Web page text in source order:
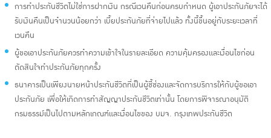
การทำประกันชีวิตไม่ใช่การฝากเงิน กรณีเวนคืนก่อนครบกำหนด ผู้เอาประกันภัยจะได้
รับเงินคืนเป็นจำนวนน้อยกว่า เบี้ยประกันภัยที่จ่ายไปแล้ว ทั้งนี้ขึ้นอยู่กับระยะเวลาที่
เวนคืน
ผู้ขอเอาประกันภัยควรทำความเข้าใจในรายละเอียด ความคุ้มครองและเงื่อนไขก่อน
ตัดสินใจทำประกันภัยทุกครั้ง
ธนาคารเป็นเพียงนายหน้าประกันชีวิตที่เป็นผู้ชี้ช่องและจัดการบริการให้กับผู้ขอเอา
ประกันภัย เพื่อให้เกิดการทำสัญญาประกันชีวิตเท่านั้น โดยการพิจารณาอนุมัติ
กรมธรรม์เป็นไปตามหลักเกณฑ์และเงื่อนไขของ บมจ. กรุงเทพประกันชีวิต